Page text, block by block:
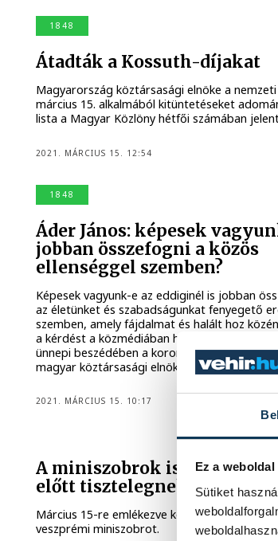
Ez a
Sütiket
1848
Átadták a Kossuth-díjakat
Magyarország köztársasági elnöke a
március 15. alkalmából kitüntetéseket
lista a Magyar Közlöny hétfői számában
2021. MÁRCIUS 15. 12:54
1848
Áder János: képesek
jobban összefogni a közös
ellenséggel szemben?
Képesek vagyunk-e az eddiginél is jobban
az életünket és szabadságunkat fenyegető
szemben, amely fájdalmat és halált hoz
a kérdést a közmédiában hétfőn sugárzott
ünnepi beszédében a koronavírus-járványra
magyar köztársasági elnök.
2021. MÁRCIUS 15. 10:17
A miniszobrok is a
előtt tisztelegnek
Március 15-re emlékezve kokárda díszíti a
veszprémi miniszobrot.